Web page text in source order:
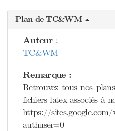
Plan de TC&WM
Auteur :
TC&WM
Remarque :
Retrouvez tous nos
fichiers latex associés à
https://
authuser=0